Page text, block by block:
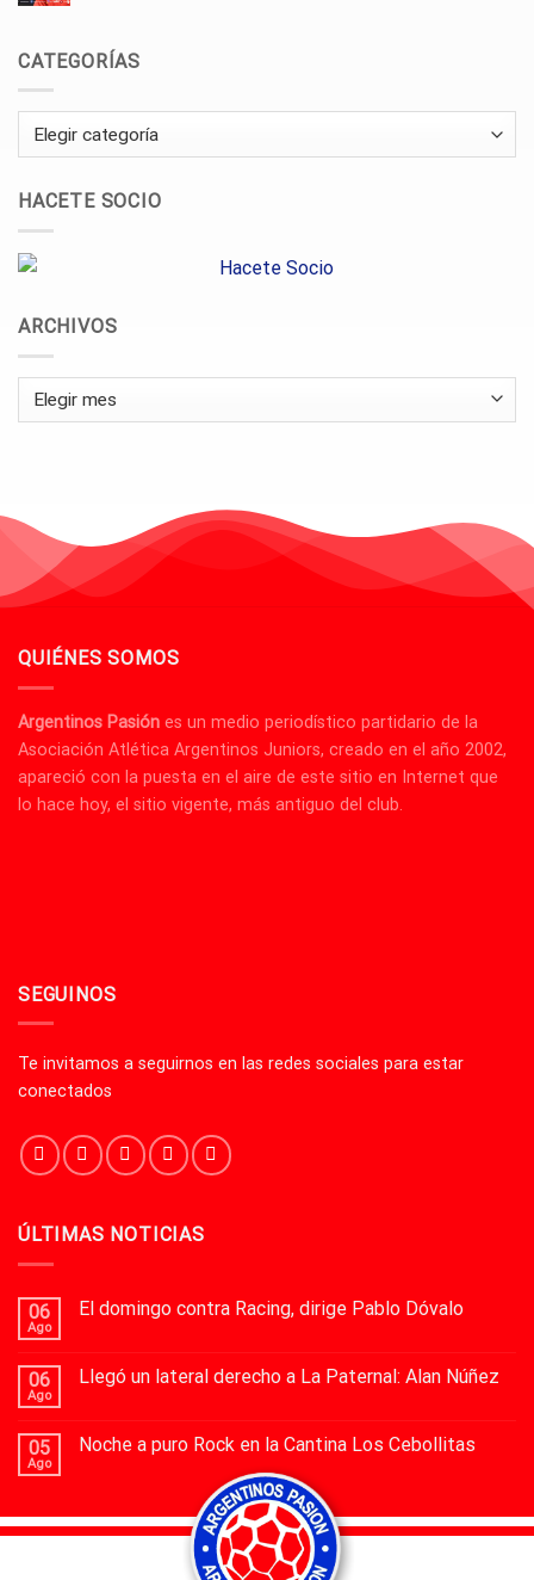
CATEGORÍAS
Categorías
HACETE SOCIO
ARCHIVOS
Archivos
QUIÉNES SOMOS
Argentinos Pasión es un medio periodístico partidario de la
Asociación Atlética Argentinos Juniors, creado en el año 2002,
apareció con la puesta en el aire de este sitio en Internet que
lo hace hoy, el sitio vigente, más antiguo del club.
SEGUINOS
Te invitamos a seguirnos en las redes sociales para estar
conectados
ÚLTIMAS NOTICIAS
06
Ago
El domingo contra Racing, dirige Pablo Dóvalo
06
Ago
Llegó un lateral derecho a La Paternal: Alan Núñez
05
Ago
Noche a puro Rock en la Cantina Los Cebollitas